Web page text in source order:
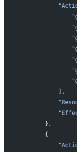
            ],
        },
        {